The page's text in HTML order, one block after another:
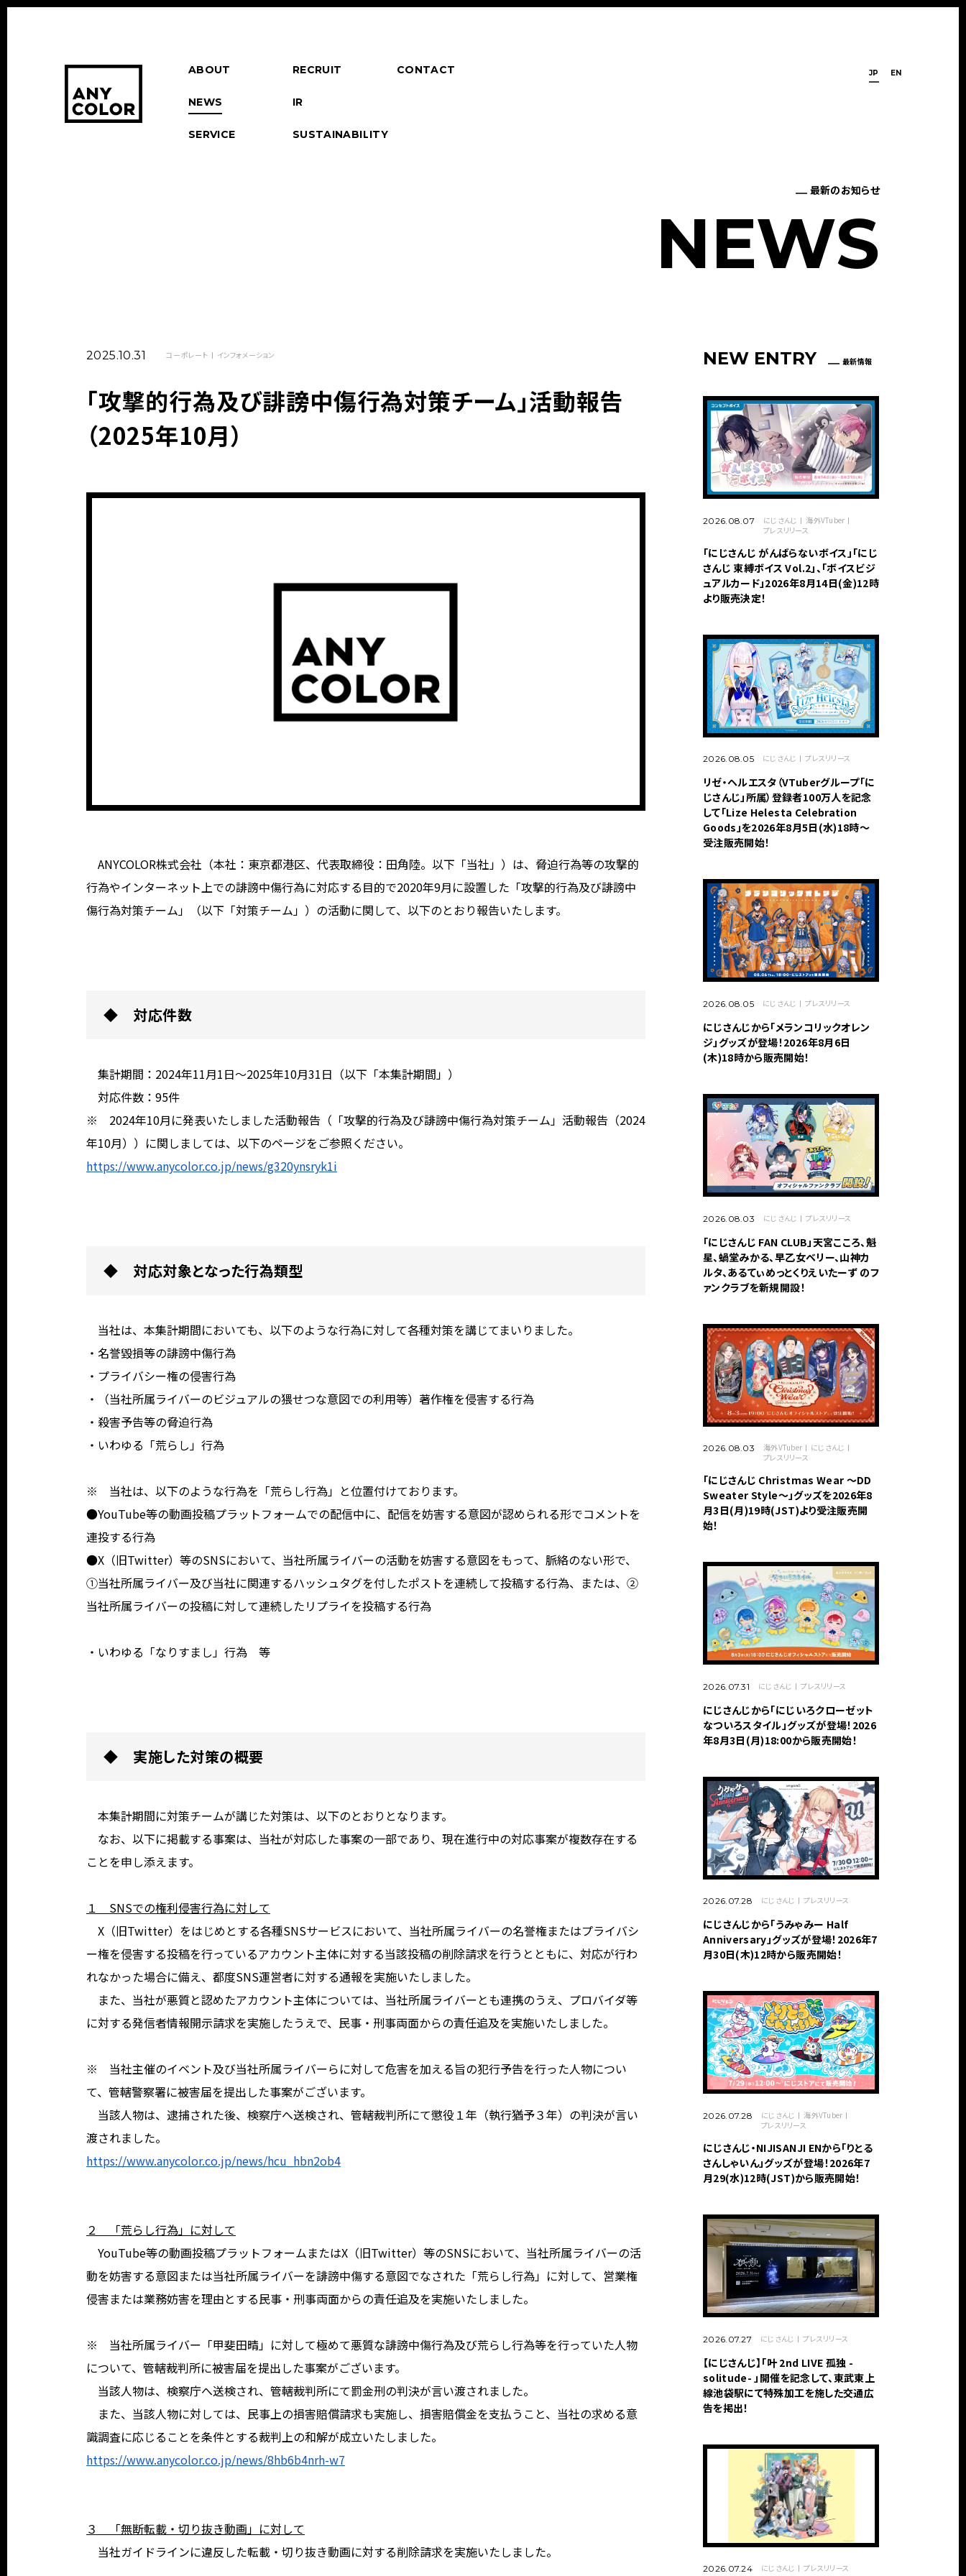
ABOUT
NEWS
SERVICE
RECRUIT
IR
SUSTAINABILITY
CONTACT JP EN
最新のお知らせ
NEWS
2025.10.31 コーポレート インフォメーション
「攻撃的行為及び誹謗中傷行為対策チーム」活動報告
（2025年10月）
ANYCOLOR株式会社（本社：東京都港区、代表取締役：田角陸。以下「当社」）は、脅迫行為等の攻撃的
行為やインターネット上での誹謗中傷行為に対応する目的で2020年9月に設置した「攻撃的行為及び誹謗中
傷行為対策チーム」（以下「対策チーム」）の活動に関して、以下のとおり報告いたします。
◆ 対応件数
集計期間：2024年11月1日～2025年10月31日（以下「本集計期間」）
対応件数：95件
※ 2024年10月に発表いたしました活動報告（「攻撃的行為及び誹謗中傷行為対策チーム」活動報告（2024
年10月））に関しましては、以下のページをご参照ください。
https://www.anycolor.co.jp/news/g320ynsryk1i
◆ 対応対象となった行為類型
当社は、本集計期間においても、以下のような行為に対して各種対策を講じてまいりました。
・名誉毀損等の誹謗中傷行為
・プライバシー権の侵害行為
・（当社所属ライバーのビジュアルの猥せつな意図での利用等）著作権を侵害する行為
・殺害予告等の脅迫行為
・いわゆる「荒らし」行為
※ 当社は、以下のような行為を「荒らし行為」と位置付けております。
●YouTube等の動画投稿プラットフォームでの配信中に、配信を妨害する意図が認められる形でコメントを
連投する行為
●X（旧Twitter）等のSNSにおいて、当社所属ライバーの活動を妨害する意図をもって、脈絡のない形で、
①当社所属ライバー及び当社に関連するハッシュタグを付したポストを連続して投稿する行為、または、②
当社所属ライバーの投稿に対して連続したリプライを投稿する行為
・いわゆる「なりすまし」行為 等
◆ 実施した対策の概要
本集計期間に対策チームが講じた対策は、以下のとおりとなります。
なお、以下に掲載する事案は、当社が対応した事案の一部であり、現在進行中の対応事案が複数存在する
ことを申し添えます。
１ SNSでの権利侵害行為に対して
X（旧Twitter）をはじめとする各種SNSサービスにおいて、当社所属ライバーの名誉権またはプライバシ
ー権を侵害する投稿を行っているアカウント主体に対する当該投稿の削除請求を行うとともに、対応が行わ
れなかった場合に備え、都度SNS運営者に対する通報を実施いたしました。
また、当社が悪質と認めたアカウント主体については、当社所属ライバーとも連携のうえ、プロバイダ等
に対する発信者情報開示請求を実施したうえで、民事・刑事両面からの責任追及を実施いたしました。
※ 当社主催のイベント及び当社所属ライバーらに対して危害を加える旨の犯行予告を行った人物につい
て、管轄警察署に被害届を提出した事案がございます。
当該人物は、逮捕された後、検察庁へ送検され、管轄裁判所にて懲役１年（執行猶予３年）の判決が言い
渡されました。
https://www.anycolor.co.jp/news/hcu_hbn2ob4
２ 「荒らし行為」に対して
YouTube等の動画投稿プラットフォームまたはX（旧Twitter）等のSNSにおいて、当社所属ライバーの活
動を妨害する意図または当社所属ライバーを誹謗中傷する意図でなされた「荒らし行為」に対して、営業権
侵害または業務妨害を理由とする民事・刑事両面からの責任追及を実施いたしました。
※ 当社所属ライバー「甲斐田晴」に対して極めて悪質な誹謗中傷行為及び荒らし行為等を行っていた人物
について、管轄裁判所に被害届を提出した事案がございます。
当該人物は、検察庁へ送検され、管轄裁判所にて罰金刑の判決が言い渡されました。
また、当該人物に対しては、民事上の損害賠償請求も実施し、損害賠償金を支払うこと、当社の求める意
識調査に応じることを条件とする裁判上の和解が成立いたしました。
https://www.anycolor.co.jp/news/8hb6b4nrh-w7
３ 「無断転載・切り抜き動画」に対して
当社ガイドラインに違反した転載・切り抜き動画に対する削除請求を実施いたしました。
NEW ENTRY 最新情報
2026.08.07 にじさんじ
海外VTuber
プレスリリース
「にじさんじ がんばらないボイス」「にじ
さんじ 束縛ボイス Vol.2」、「ボイスビジ
ュアルカード」2026年8月14日(金)12時
より販売決定！
2026.08.05 にじさんじ プレスリリース
リゼ・ヘルエスタ（VTuberグループ「に
じさんじ」所属）登録者100万人を記念
して「Lize Helesta Celebration
Goods」を2026年8月5日(水)18時～
受注販売開始！
2026.08.05 にじさんじ プレスリリース
にじさんじから「メランコリックオレン
ジ」グッズが登場！2026年8月6日
(木)18時から販売開始！
2026.08.03 にじさんじ プレスリリース
「にじさんじ FAN CLUB」天宮こころ、魁
星、蝸堂みかる、早乙女ベリー、山神カ
ルタ、あるてぃめっとくりえいたーず のフ
ァンクラブを新規開設！
2026.08.03 海外VTuber
にじさんじ
プレスリリース
「にじさんじ Christmas Wear 〜DD
Sweater Style〜」グッズを2026年8
月3日(月)19時(JST)より受注販売開
始！
2026.07.31 にじさんじ プレスリリース
にじさんじから「にじいろクローゼット
なついろスタイル」グッズが登場！2026
年8月3日(月)18:00から販売開始！
2026.07.28 にじさんじ プレスリリース
にじさんじから「うみゃみー Half
Anniversary」グッズが登場！2026年7
月30日(木)12時から販売開始！
2026.07.28 にじさんじ
海外VTuber
プレスリリース
にじさんじ・NIJISANJI ENから「りとる
さんしゃいん」グッズが登場！2026年7
月29(水)12時(JST)から販売開始！
2026.07.27 にじさんじ プレスリリース
【にじさんじ】「叶 2nd LIVE 孤独 -
solitude- 」開催を記念して、東武東上
線池袋駅にて特殊加工を施した交通広
告を掲出！
2026.07.24 にじさんじ プレスリリース